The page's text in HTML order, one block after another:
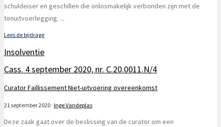
schuldeiser en geschillen die onlosmakelijk verbonden zijn met de
tenuitvoerlegging. ...
Lees de bijdrage
Insolventie
Cass. 4 september 2020, nr. C.20.0011.N/4
CuratorFaillissementNiet-uitvoering overeenkomst
21 september 2020 · Inge Vandeplas
Deze zaak gaat over de beslissing van de curator om een